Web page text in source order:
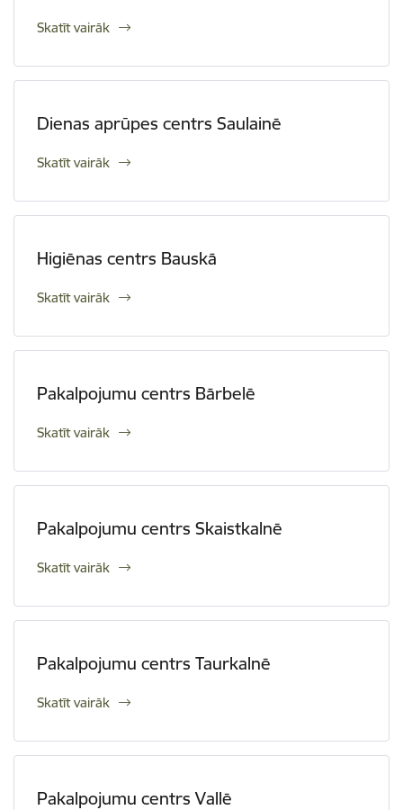
Skatīt vairāk
Dienas aprūpes centrs Saulainē
Skatīt vairāk
Higiēnas centrs Bauskā
Skatīt vairāk
Pakalpojumu centrs Bārbelē
Skatīt vairāk
Pakalpojumu centrs Skaistkalnē
Skatīt vairāk
Pakalpojumu centrs Taurkalnē
Skatīt vairāk
Pakalpojumu centrs Vallē